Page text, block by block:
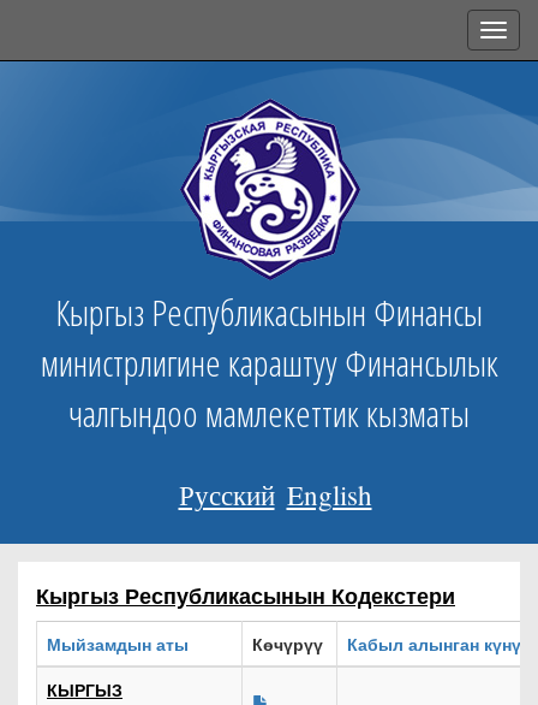
Кыргыз Республикасынын Финансы
министрлигине караштуу Финансылык
чалгындоо мамлекеттик кызматы
Русский English
Кыргыз Республикасынын Кодекстери
Мыйзамдын аты
Көчүрүү Кабыл алынган күнү
КЫРГЫЗ